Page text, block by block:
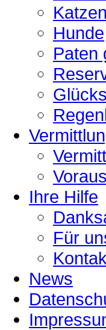
Katzen
Hunde
Paten
Ihre Hilfe
Für
News